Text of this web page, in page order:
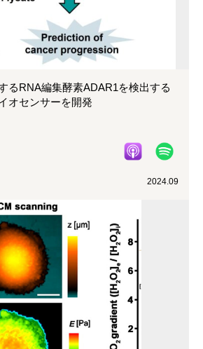
るRNA編集酵素ADAR1を検出する
オセンサーを開発
2024.09